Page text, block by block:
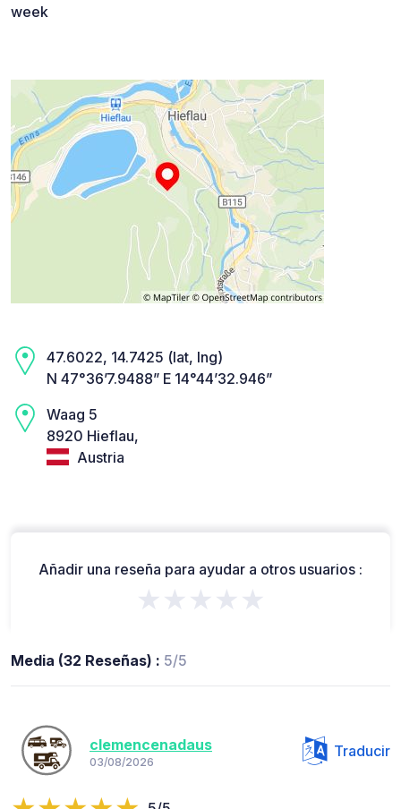
week
47.6022, 14.7425 (lat, lng)
N 47°36’7.9488” E 14°44’32.946”
Waag 5
8920 Hieflau,
Austria
Añadir una reseña para ayudar a otros usuarios :
★★★★★
Media (32 Reseñas) : 5/5
clemencenadaus
03/08/2026
Traducir